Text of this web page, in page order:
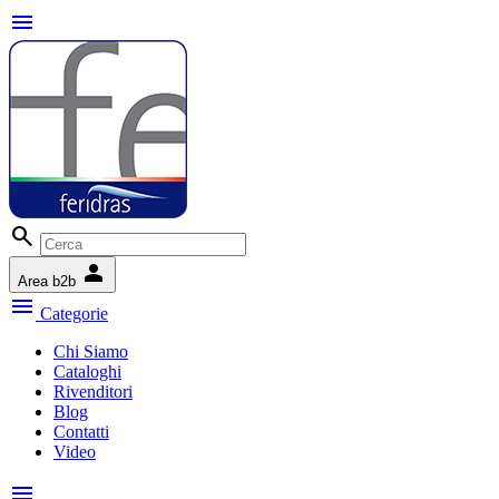
menu
search
Area b2b person
menu Categorie
Chi Siamo
Cataloghi
Rivenditori
Blog
Contatti
Video